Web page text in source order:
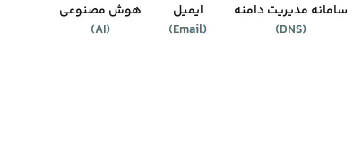
هوش مصنوعی
(
AI
)
ایمیل
(
Email
)
سامانه مدیریت دامنه
(
DNS
)